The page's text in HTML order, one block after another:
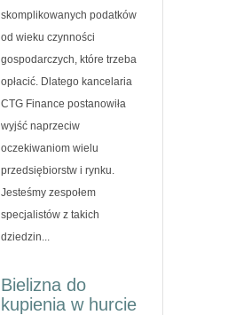
skomplikowanych podatków
od wieku czynności
gospodarczych, które trzeba
opłacić. Dlatego kancelaria
CTG Finance postanowiła
wyjść naprzeciw
oczekiwaniom wielu
przedsiębiorstw i rynku.
Jesteśmy zespołem
specjalistów z takich
dziedzin...
Bielizna do
kupienia w hurcie